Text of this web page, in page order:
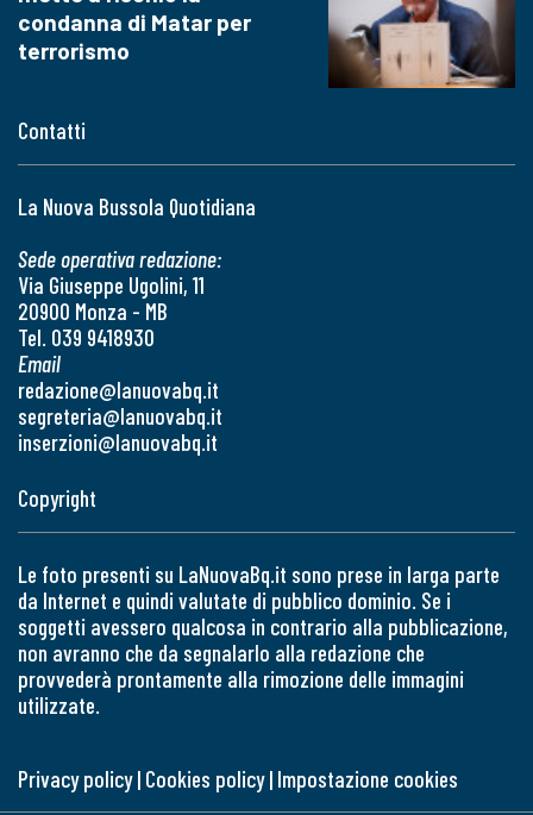
Contatti
La Nuova Bussola Quotidiana
Sede operativa redazione:
Via Giuseppe Ugolini, 11
20900 Monza - MB
Tel. 039 9418930
Email
redazione@lanuovabq.it
segreteria@lanuovabq.it
inserzioni@lanuovabq.it
condanna di Matar per
terrorismo
Copyright
Le foto presenti su LaNuovaBq.it sono prese in larga parte
da Internet e quindi valutate di pubblico dominio. Se i
soggetti avessero qualcosa in contrario alla pubblicazione,
non avranno che da segnalarlo alla redazione che
provvederà prontamente alla rimozione delle immagini
utilizzate.
Privacy policy| Cookies policy| Impostazione cookies